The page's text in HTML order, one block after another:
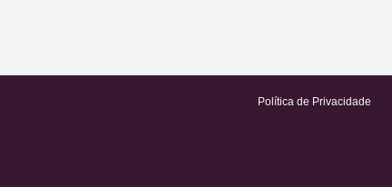
Política de Privacidade